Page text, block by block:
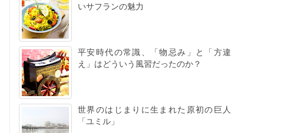
いサフランの魅力
平安時代の常識、「物忌み」と「方違
え」はどういう風習だったのか？
世界のはじまりに生まれた原初の巨人
「ユミル」